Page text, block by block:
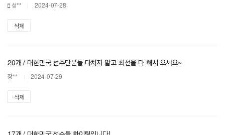
성** 2024-07-28
삭제
20개 / 대한민국 선수단분들 다치지 말고 최선을 다 해서 오세요~
장** 2024-07-29
삭제